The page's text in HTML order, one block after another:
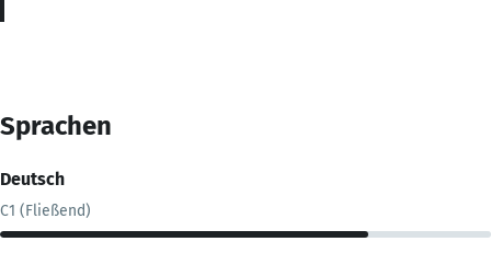
Sprachen
Deutsch
C1 (Fließend)